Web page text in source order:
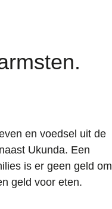
en voedsel uit de
Ukunda. Een
is er geen geld om
geld voor eten.